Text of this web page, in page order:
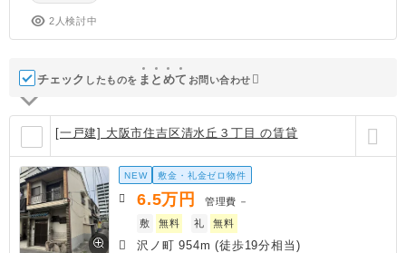
2人検討中
チェック したものを ま と めて お問い合わせ
[一戸建] 大阪市住吉区清水丘３丁目 の賃貸
NEW 敷金・礼金ゼロ物件
6.5万円 管理費 －
敷
無料 礼 無料
沢ノ町 954m (徒歩19分相当)